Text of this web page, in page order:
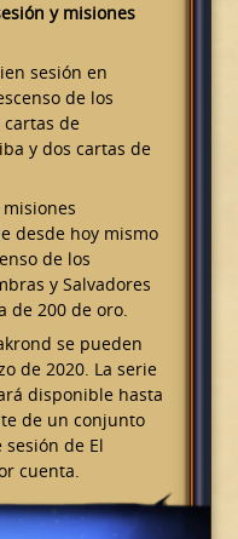
y misiones
sesión en
de los
de
y dos cartas de
desde hoy mismo
de los
y Salvadores
de 200 de oro.
se pueden
de 2020. La serie
disponible hasta
de un conjunto
de El
cuenta.